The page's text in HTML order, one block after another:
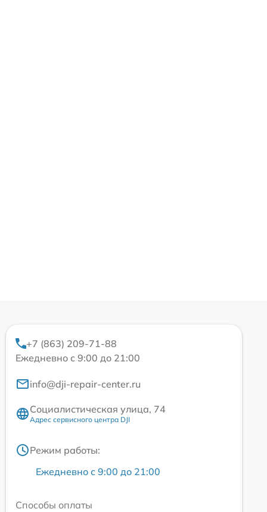
+7 (863) 209-71-88
Ежедневно с 9:00 до 21:00
info@dji-repair-center.ru
Социалистическая улица, 74
Адрес сервисного центра DJI
Режим работы:
Ежедневно с 9:00 до 21:00
Способы оплаты